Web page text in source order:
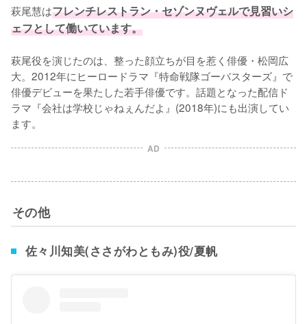
萩尾慧はフレンチレストラン・セゾンヌヴェルで見習いシ
ェフとして働いています。
萩尾役を演じたのは、整った顔立ちが目を惹く俳優・松岡広
大。2012年にヒーロードラマ『特命戦隊ゴーバスターズ』で
俳優デビューを果たした若手俳優です。話題となった配信ド
ラマ『会社は学校じゃねぇんだよ』(2018年)にも出演してい
ます。
AD
その他
佐々川知美(ささがわともみ)役/夏帆